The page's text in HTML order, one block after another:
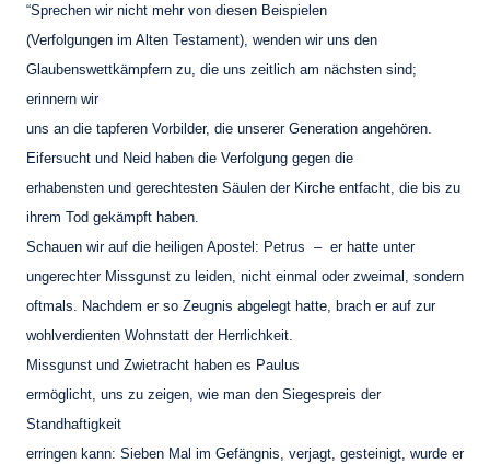
“Sprechen wir nicht mehr von diesen Beispielen
(Verfolgungen im Alten Testament), wenden wir uns den
Glaubenswettkämpfern zu, die uns zeitlich am nächsten sind;
erinnern wir
uns an die tapferen Vorbilder, die unserer Generation angehören.
Eifersucht und Neid haben die Verfolgung gegen die
erhabensten und gerechtesten Säulen der Kirche entfacht, die bis zu
ihrem Tod gekämpft haben.
Schauen wir auf die heiligen Apostel: Petrus – er hatte unter
ungerechter Missgunst zu leiden, nicht einmal oder zweimal, sondern
oftmals. Nachdem er so Zeugnis abgelegt hatte, brach er auf zur
wohlverdienten Wohnstatt der Herrlichkeit.
Missgunst und Zwietracht haben es Paulus
ermöglicht, uns zu zeigen, wie man den Siegespreis der
Standhaftigkeit
erringen kann: Sieben Mal im Gefängnis, verjagt, gesteinigt, wurde er